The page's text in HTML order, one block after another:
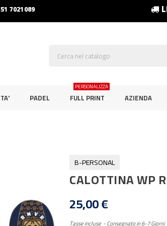
7021089
PADEL FULL PRINT
PERSONALIZZA
AZIENDA
B-PERSONAL
CALOTTINA WP
25,00 €
Tasse incluse Consegnato in 6-7 Giorni